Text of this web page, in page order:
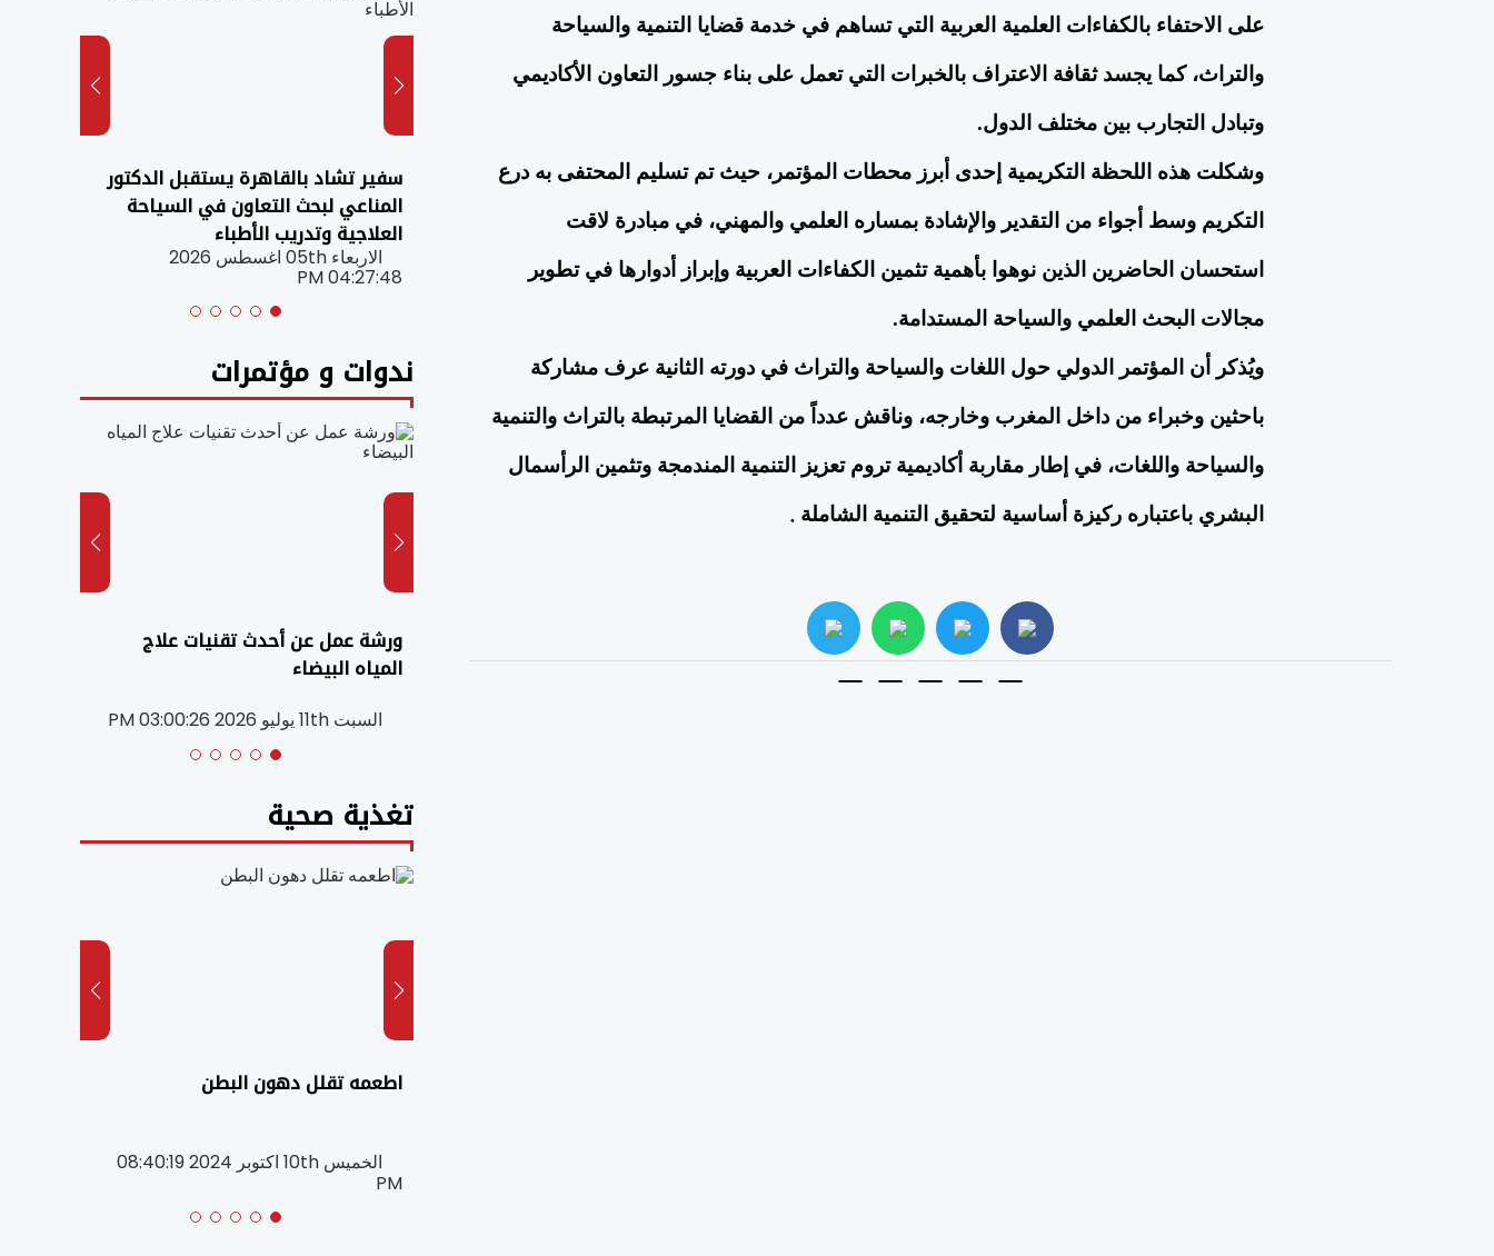
على الاحتفاء بالكفاءات العلمية العربية التي تساهم في خدمة قضايا التنمية والسياحة
والتراث، كما يجسد ثقافة الاعتراف بالخبرات التي تعمل على بناء جسور التعاون الأكاديمي
وتبادل التجارب بين مختلف الدول.
وشكلت هذه اللحظة التكريمية إحدى أبرز محطات المؤتمر، حيث تم تسليم المحتفى به درع
التكريم وسط أجواء من التقدير والإشادة بمساره العلمي والمهني، في مبادرة لاقت
استحسان الحاضرين الذين نوهوا بأهمية تثمين الكفاءات العربية وإبراز أدوارها في تطوير
مجالات البحث العلمي والسياحة المستدامة.
ويُذكر أن المؤتمر الدولي حول اللغات والسياحة والتراث في دورته الثانية عرف مشاركة
باحثين وخبراء من داخل المغرب وخارجه، وناقش عدداً من القضايا المرتبطة بالتراث والتنمية
والسياحة واللغات، في إطار مقاربة أكاديمية تروم تعزيز التنمية المندمجة وتثمين الرأسمال
البشري باعتباره ركيزة أساسية لتحقيق التنمية الشاملة .
facebook
twitter
whats
أكاديمية وعيادات ميدفيجن تستقبل
سعادة السفير بخيت إسماعيل سفير
الاربعاء 05th اغسطس 2026 03:34:37
جامعة النهضة السودانية تطلق أول
كلية متخصصة في السياحة الصحية
عالميًا
الثلاثاء 28th يوليو 2026 11:30:27 AM
توقيع بروتوكول تعاون بين المركز
الدولي للتراث وكلية السياحة الصحية
علي هامش المؤتمر الدولي للتراث
والسياحة واللغات بالمغرب
الاربعاء 27th مايو 2026 05:06:02 AM
سفير تشاد بالقاهرة يستقبل الدكتور
المناعي لبحث التعاون في السياحة
العلاجية وتدريب الأطباء
الاربعاء 05th اغسطس 2026
04:27:48 PM
ندوات و مؤتمرات
المناعي خلال المؤتمر الدولي للغات
المناعي من المغرب: هيئة عليا
للسياحة الصحية ضرورة لحماية وتطوير
الصحية والاقتصاد في محاضرة بمؤتمر
ورشة عمل عن أحدث تقنيات علاج
المياه البيضاء
السبت 11th يوليو 2026 03:00:26 PM
تغذية صحية
اطعمه تقلل دهون البطن
الخميس 10th اكتوبر 2024 08:40:19
PM